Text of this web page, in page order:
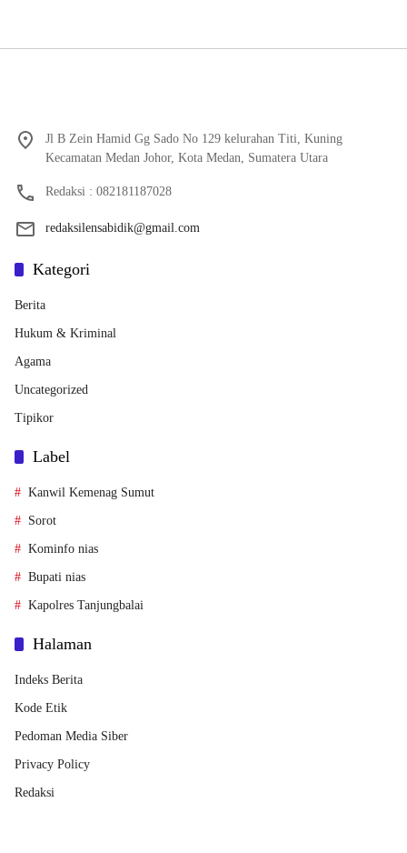
Jl B Zein Hamid Gg Sado No 129 kelurahan Titi, Kuning
Kecamatan Medan Johor, Kota Medan, Sumatera Utara
Redaksi : 082181187028
redaksilensabidik@gmail.com
Kategori
Berita
Hukum & Kriminal
Agama
Uncategorized
Tipikor
Label
Kanwil Kemenag Sumut
Sorot
Kominfo nias
Bupati nias
Kapolres Tanjungbalai
Halaman
Indeks Berita
Kode Etik
Pedoman Media Siber
Privacy Policy
Redaksi